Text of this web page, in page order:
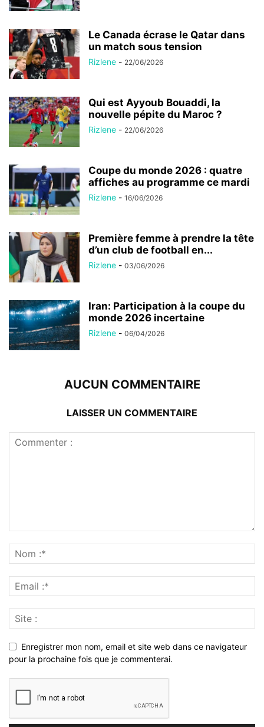
Le Canada écrase le Qatar dans
un match sous tension
Rizlene - 22/06/2026
Qui est Ayyoub Bouaddi, la
nouvelle pépite du Maroc ?
Rizlene - 22/06/2026
Coupe du monde 2026 : quatre
affiches au programme ce mardi
Rizlene - 16/06/2026
Première femme à prendre la tête
d’un club de football en...
Rizlene - 03/06/2026
Iran: Participation à la coupe du
monde 2026 incertaine
Rizlene - 06/04/2026
AUCUN COMMENTAIRE
LAISSER UN COMMENTAIRE
Enregistrer mon nom, email et site web dans ce navigateur
pour la prochaine fois que je commenterai.